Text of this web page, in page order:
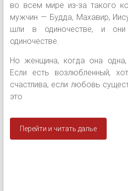
во всем мире из-за такого
мужчин — Будда, Махавир,
шли в одиночестве, и они
одиночестве.
Но женщина, когда она одна,
Если есть возлюбленный,
счастлива, если любовь
это
Перейти и читать далье